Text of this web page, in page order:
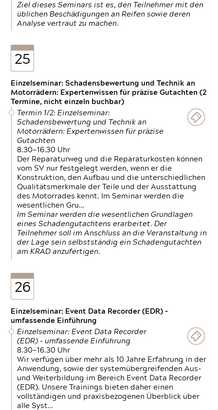
Ziel dieses Seminars ist es, den Teilnehmer mit den
üblichen Beschädigungen an Reifen sowie deren
Analyse vertraut zu machen.
25
Einzelseminar: Schadensbewertung und Technik an
Motorrädern: Expertenwissen für präzise Gutachten (2
Termine, nicht einzeln buchbar)
Termin 1/2: Einzelseminar:
Schadensbewertung und Technik an
Motorrädern: Expertenwissen für präzise
Gutachten
8.30—16.30 Uhr
Der Reparaturweg und die Reparaturkosten können
vom SV nur festgelegt werden, wenn er die
Konstruktion, den Aufbau und die unterschiedlichen
Qualitätsmerkmale der Teile und der Ausstattung
des Motorrades kennt. Im Seminar werden die
wesentlichen Gru…
Im Seminar werden die wesentlichen Grundlagen
eines Schadengutachtens erarbeitet. Der
Teilnehmer soll im Anschluss an die Veranstaltung in
der Lage sein selbstständig ein Schadengutachten
am KRAD anzufertigen.
26
Einzelseminar: Event Data Recorder (EDR) –
umfassende Einführung
Einzelseminar: Event Data Recorder
(EDR) – umfassende Einführung
8.30—16.30 Uhr
Wir verfügen über mehr als 10 Jahre Erfahrung in der
Anwendung, sowie der systemübergreifenden Aus-
und Weiterbildung im Bereich Event Data Recorder
(EDR). Unsere Trainings bieten daher einen
vollständigen und praxisbezogenen Überblick über
alle Syst…